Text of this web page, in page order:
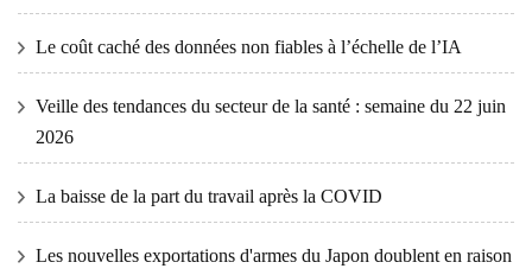
Le coût caché des données non fiables à l’échelle de l’IA
Veille des tendances du secteur de la santé : semaine du 22 juin
2026
La baisse de la part du travail après la COVID
Les nouvelles exportations d'armes du Japon doublent en raison